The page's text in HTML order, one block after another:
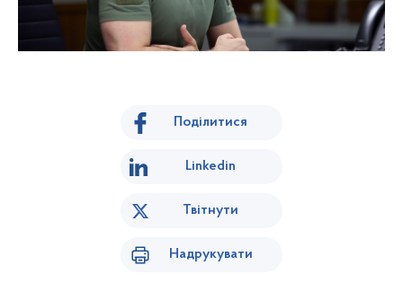
Поділитися
Linkedin
Твітнути
Надрукувати